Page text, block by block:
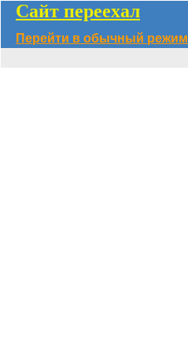
Сайт переехал
Перейти в обычный режим